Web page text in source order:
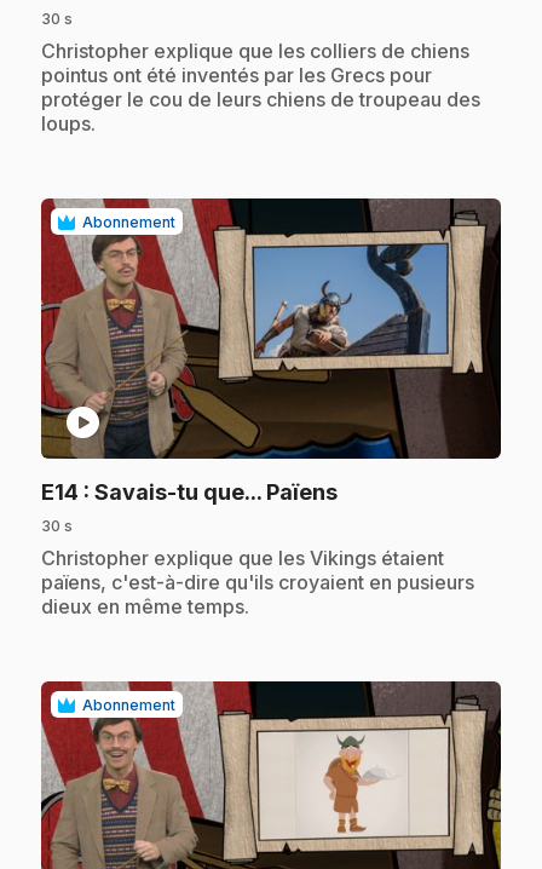
30 s
.Christopher explique que les colliers de chiens
pointus ont été inventés par les Grecs pour
protéger le cou de leurs chiens de troupeau des
loups.
Abonnement
play_circle
E14 : Savais-tu que... Païens.
30 s
.Christopher explique que les Vikings étaient
païens, c'est-à-dire qu'ils croyaient en pusieurs
dieux en même temps.
Abonnement